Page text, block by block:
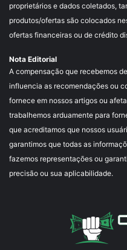
proprietários e dados coletados,
produtos/ofertas são colocados
ofertas financeiras ou de crédito
Nota Editorial
A compensação que recebemos
influencia as recomendações ou
fornece em nossos artigos ou
trabalhemos arduamente para
que acreditamos que nossos
garantimos que todas as
fazemos representações ou
precisão ou sua aplicabilidade.